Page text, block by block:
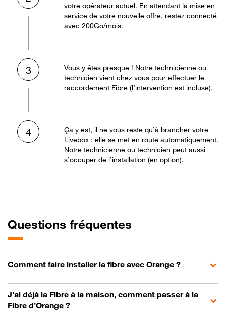
votre opérateur actuel. En attendant la mise en
service de votre nouvelle offre, restez connecté
avec 200Go/mois.
3
Vous y êtes presque ! Notre technicienne ou
technicien vient chez vous pour effectuer le
raccordement Fibre (l’intervention est incluse).
4
Ça y est, il ne vous reste qu’à brancher votre
Livebox : elle se met en route automatiquement.
Notre technicienne ou technicien peut aussi
s’occuper de l’installation (en option).
Questions fréquentes
Comment faire installer la fibre avec Orange ?
J’ai déjà la Fibre à la maison, comment passer à la
Fibre d’Orange ?